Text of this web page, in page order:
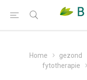
Home gezond
fytotherapie